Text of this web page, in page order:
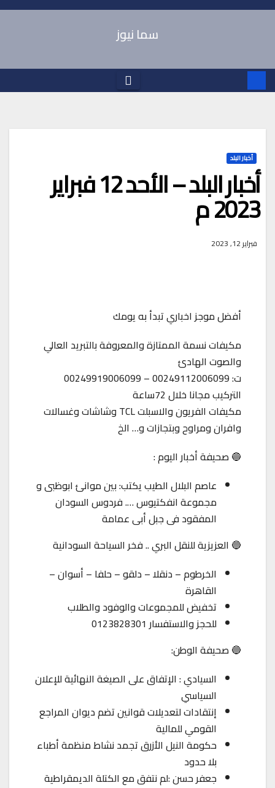
Skip
سما نيوز
أخبار البلد
أخبار البلد – الأحد 12 فبراير
2023 م
فبراير 12, 2023
أفضل موجز اخباري تبدأ به يومك
مكيفات نسمة الممتازة والمعروفة بالتبريد العالي
والصوت الهادئ
ت: 00249112006099 – 00249919006099
التركيب مجانا خلال 72ساعة
مكيفات الفريون والاسبلت TCL وشاشات وغسالات
وافران ومراوح وبتجازات و… الخ
🔵 صحيفة أخبار اليوم :
عاصم البلال الطيب يكتب: بين موانئ ابوظبى و
مجموعة انفكتيوس …. فردوس السودان
المفقود فى جبل أبى عمامة
🔵 العزيزية للنقل البري .. فخر السياحة السودانية
الخرطوم – دنقلا – دلقو – حلفا – أسوان –
القاهرة
تخفيض للمجموعات والوفود والطلاب
للحجز والاستفسار 0123828301
🔵 صحيفة الوطن:
السيادي : الإتفاق على الصيغة النهائية للإعلان
السياسي
إنتقادات لتعديلات قوانين تضم ديوان المراجع
القومي للمالية
حكومة النيل الأزرق تجمد نشاط منظمة أطباء
بلا حدود
جعفر حسن :لم نتفق مع الكتلة الديمقراطية